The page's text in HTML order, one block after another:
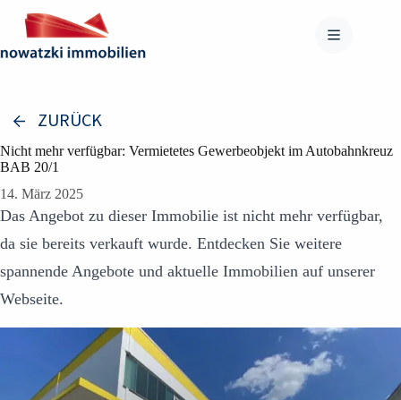
Inhalt
springen
ZURÜCK
Nicht mehr verfügbar: Vermietetes Gewerbeobjekt im Autobahnkreuz
BAB 20/1
14. März 2025
Das Angebot zu dieser Immobilie ist nicht mehr verfügbar,
da sie bereits verkauft wurde. Entdecken Sie weitere
spannende Angebote und aktuelle Immobilien auf unserer
Webseite.